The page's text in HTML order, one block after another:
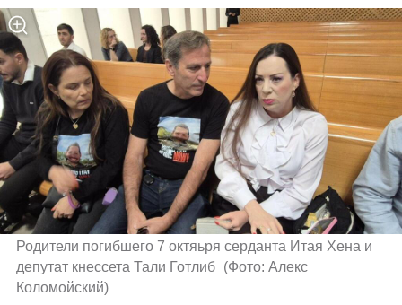
Родители погибшего 7 октяьря серданта Итая Хена и
депутат кнессета Тали Готлиб (Фото: Алекс
Коломойский)